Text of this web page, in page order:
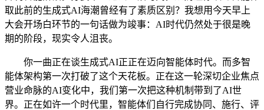
取此前的生成式AI海潮曾经有了素质区别？我想用今天早上
大会开场白环节的一句话做为竣事：AI时代仍然处于很是晚
期的阶段，现实令人沮丧。
你一曲正在谈生成式AI正正在迈向智能体时代。而多智
能体架构第一次打破了这个天花板。正在这一轮深切企业焦点
营业命脉的AI变化中，我们第一次把这种机制带到了AI世
界。正在如许一个时代里，智能体们自行完成协同、施行、评